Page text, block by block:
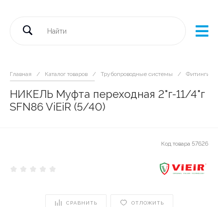
Главная / Каталог товаров / Трубопроводные системы / Фитинги
НИКЕЛЬ Муфта переходная 2"г-11/4"г
SFN86 ViEiR (5/40)
Код товара 57626
СРАВНИТЬ ОТЛОЖИТЬ